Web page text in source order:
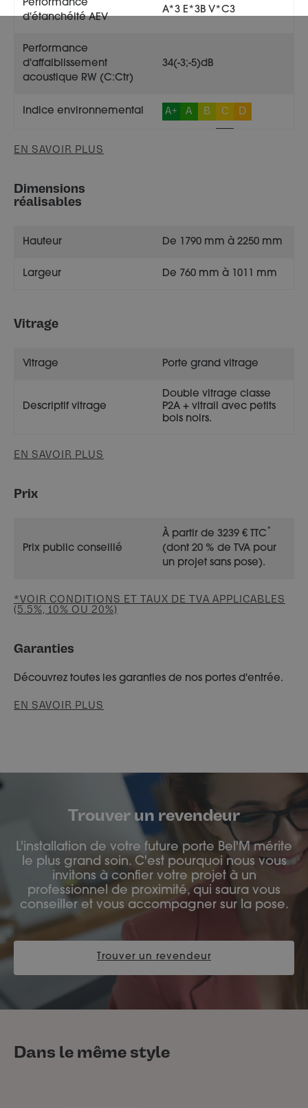
Performance
d'étanchéité AEV
A*3 E*3B V*C3
Performance
d'affaiblissement
acoustique RW (C:Ctr)
34(-3;-5)dB
Indice environnemental A+ A B C D
EN SAVOIR PLUS
Dimensions
réalisables
Hauteur De 1790 mm à 2250 mm
Largeur De 760 mm à 1011 mm
Vitrage
Vitrage Porte grand vitrage
Descriptif vitrage
Double vitrage classe
P2A + vitrail avec petits
bois noirs.
EN SAVOIR PLUS
Prix
Prix public conseillé
À partir de 3239 € TTC *
(dont 20 % de TVA pour
un projet sans pose).
*VOIR CONDITIONS ET TAUX DE TVA APPLICABLES
(5.5%, 10% OU 20%)
Garanties
Découvrez toutes les garanties de nos portes d'entrée.
EN SAVOIR PLUS
Trouver un revendeur
L'installation de votre future porte Bel'M mérite
le plus grand soin. C'est pourquoi nous vous
invitons à confier votre projet à un
professionnel de proximité, qui saura vous
conseiller et vous accompagner sur la pose.
Trouver un revendeur
Dans le même style